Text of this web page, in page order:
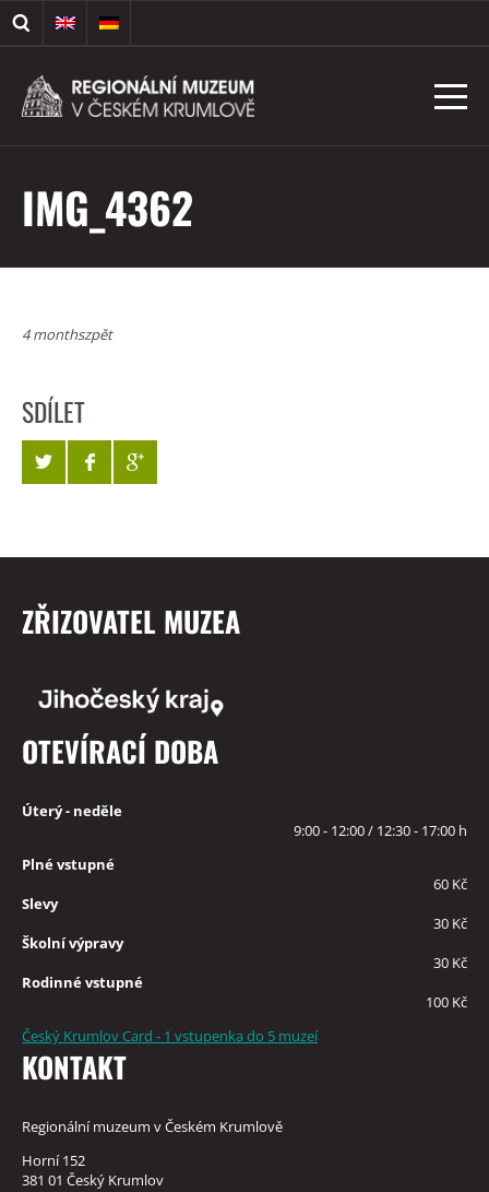
IMG_4362
4 monthszpět
SDÍLET
ZŘIZOVATEL MUZEA
OTEVÍRACÍ DOBA
Úterý - neděle
9:00 - 12:00 / 12:30 - 17:00 h
Plné vstupné
60 Kč
Slevy
30 Kč
Školní výpravy
30 Kč
Rodinné vstupné
100 Kč
Český Krumlov Card - 1 vstupenka do 5 muzeí
KONTAKT
Regionální muzeum v Českém Krumlově
Horní 152
381 01 Český Krumlov